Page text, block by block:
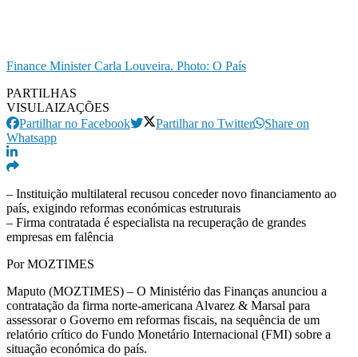
Finance Minister Carla Louveira. Photo: O País
PARTILHAS
VISULAIZAÇÕES
Partilhar no Facebook
Partilhar no Twitter
Share on
Whatsapp
– Instituição multilateral recusou conceder novo financiamento ao
país, exigindo reformas económicas estruturais
– Firma contratada é especialista na recuperação de grandes
empresas em falência
Por MOZTIMES
Maputo (MOZTIMES) – O Ministério das Finanças anunciou a
contratação da firma norte-americana Alvarez & Marsal para
assessorar o Governo em reformas fiscais, na sequência de um
relatório crítico do Fundo Monetário Internacional (FMI) sobre a
situação económica do país.